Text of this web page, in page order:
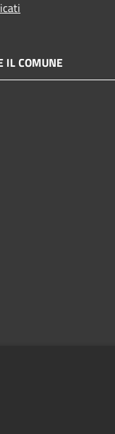
IL COMUNE